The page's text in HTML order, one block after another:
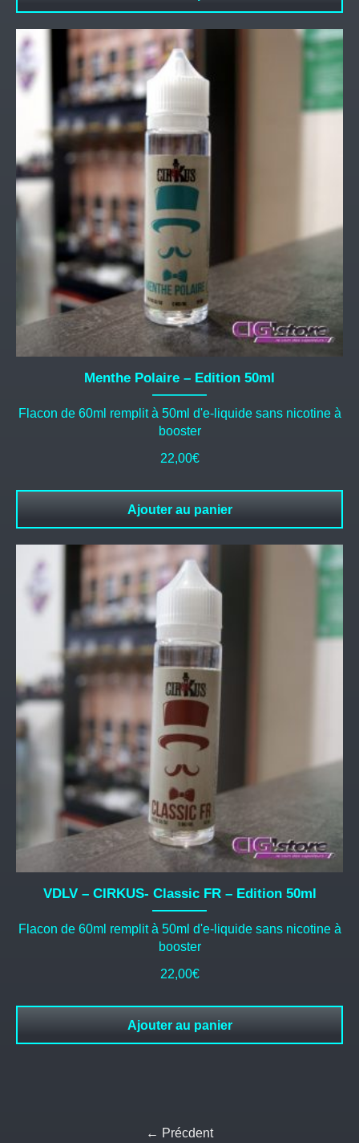
Menthe Polaire – Edition 50ml
Flacon de 60ml remplit à 50ml d'e-liquide sans nicotine à
booster
22,00€
Ajouter au panier
VDLV – CIRKUS- Classic FR – Edition 50ml
Flacon de 60ml remplit à 50ml d'e-liquide sans nicotine à
booster
22,00€
Ajouter au panier
← Précdent